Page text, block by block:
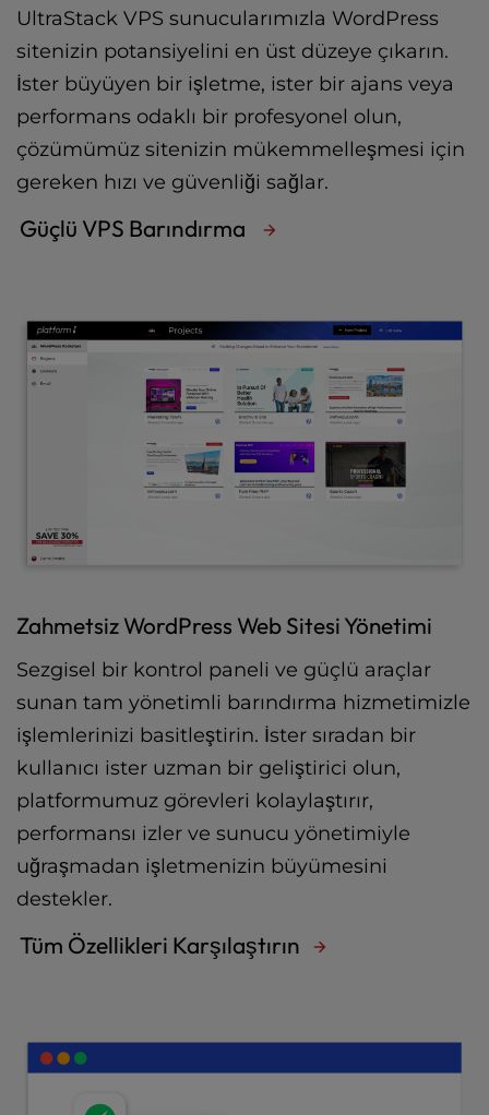
UltraStack VPS sunucularımızla WordPress
sitenizin potansiyelini en üst düzeye çıkarın.
İster büyüyen bir işletme, ister bir ajans veya
performans odaklı bir profesyonel olun,
çözümümüz sitenizin mükemmelleşmesi için
gereken hızı ve güvenliği sağlar.
Güçlü VPS Barındırma
Zahmetsiz WordPress Web Sitesi Yönetimi
Sezgisel bir kontrol paneli ve güçlü araçlar
sunan tam yönetimli barındırma hizmetimizle
işlemlerinizi basitleştirin. İster sıradan bir
kullanıcı ister uzman bir geliştirici olun,
platformumuz görevleri kolaylaştırır,
performansı izler ve sunucu yönetimiyle
uğraşmadan işletmenizin büyümesini
destekler.
Tüm Özellikleri Karşılaştırın